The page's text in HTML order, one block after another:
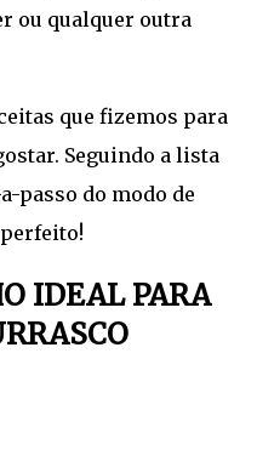
ou qualquer outra
que fizemos para
Seguindo a lista
passo do modo de
IDEAL PARA